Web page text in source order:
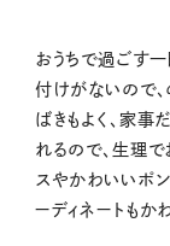
おうちで過ごす一
付けがないので、
ばきもよく、家事
れるので、生理
スやかわいいポ
ーディネートもか